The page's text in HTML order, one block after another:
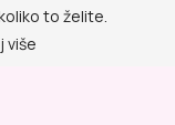
to želite.
više